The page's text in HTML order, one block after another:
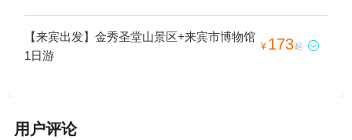
【来宾出发】金秀圣堂山景区+来宾市博物馆
1日游
¥ 173起 
用户评论